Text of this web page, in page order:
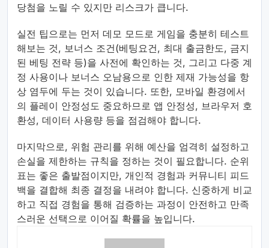
당첨을 노릴 수 있지만 리스크가 큽니다.
실전 팁으로는 먼저 데모 모드로 게임을 충분히 테스트
해보는 것, 보너스 조건(베팅요건, 최대 출금한도, 금지
된 베팅 전략 등)을 사전에 확인하는 것, 그리고 다중 계
정 사용이나 보너스 오남용으로 인한 제재 가능성을 항
상 염두에 두는 것이 있습니다. 또한, 모바일 환경에서
의 플레이 안정성도 중요하므로 앱 안정성, 브라우저 호
환성, 데이터 사용량 등을 점검해야 합니다.
마지막으로, 위험 관리를 위해 예산을 엄격히 설정하고
손실을 제한하는 규칙을 정하는 것이 필요합니다. 순위
표는 좋은 출발점이지만, 개인적 경험과 커뮤니티 피드
백을 결합해 최종 결정을 내려야 합니다. 신중하게 비교
하고 직접 경험을 통해 검증하는 과정이 안전하고 만족
스러운 선택으로 이어질 확률을 높입니다.